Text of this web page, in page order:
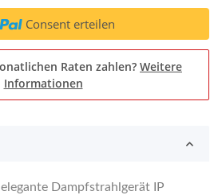
Consent erteilen
Raten zahlen? Weitere
Informationen
Dampfstrahlgerät IP